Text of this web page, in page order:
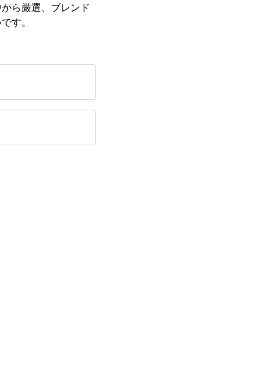
ら厳選、ブレンド
です。